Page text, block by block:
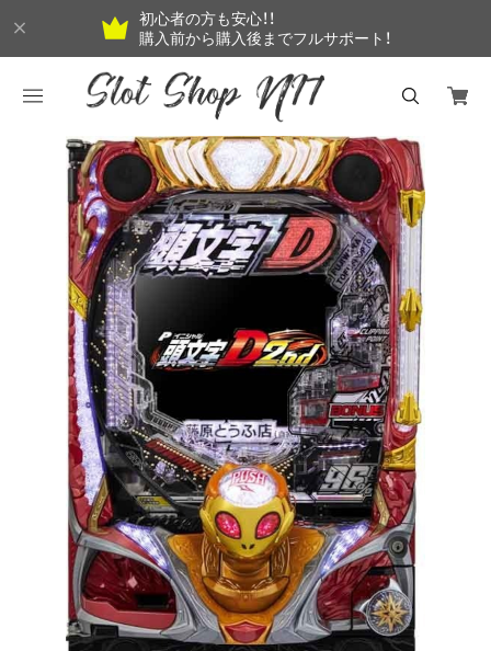
初心者の方も安心！！
購入前から購入後までフルサポート！